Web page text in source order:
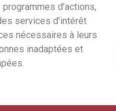
d’actions,
services d'intérêt
nécessaires à leurs
inadaptées et